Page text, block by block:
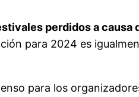
perdidos a causa
para 2024 es
para los